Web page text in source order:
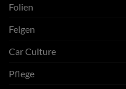
Folien
Felgen
Car Culture
Pflege